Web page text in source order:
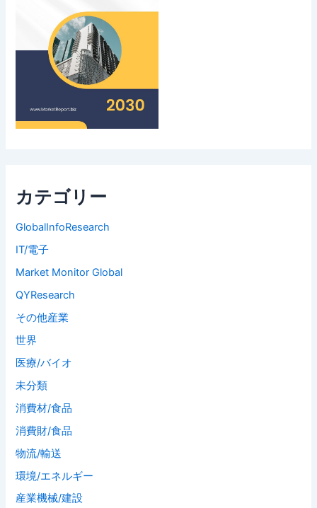
カテゴリー
GlobalInfoResearch
IT/電子
Market Monitor Global
QYResearch
その他産業
世界
医療/バイオ
未分類
消費材/食品
消費財/食品
物流/輸送
環境/エネルギー
産業機械/建設